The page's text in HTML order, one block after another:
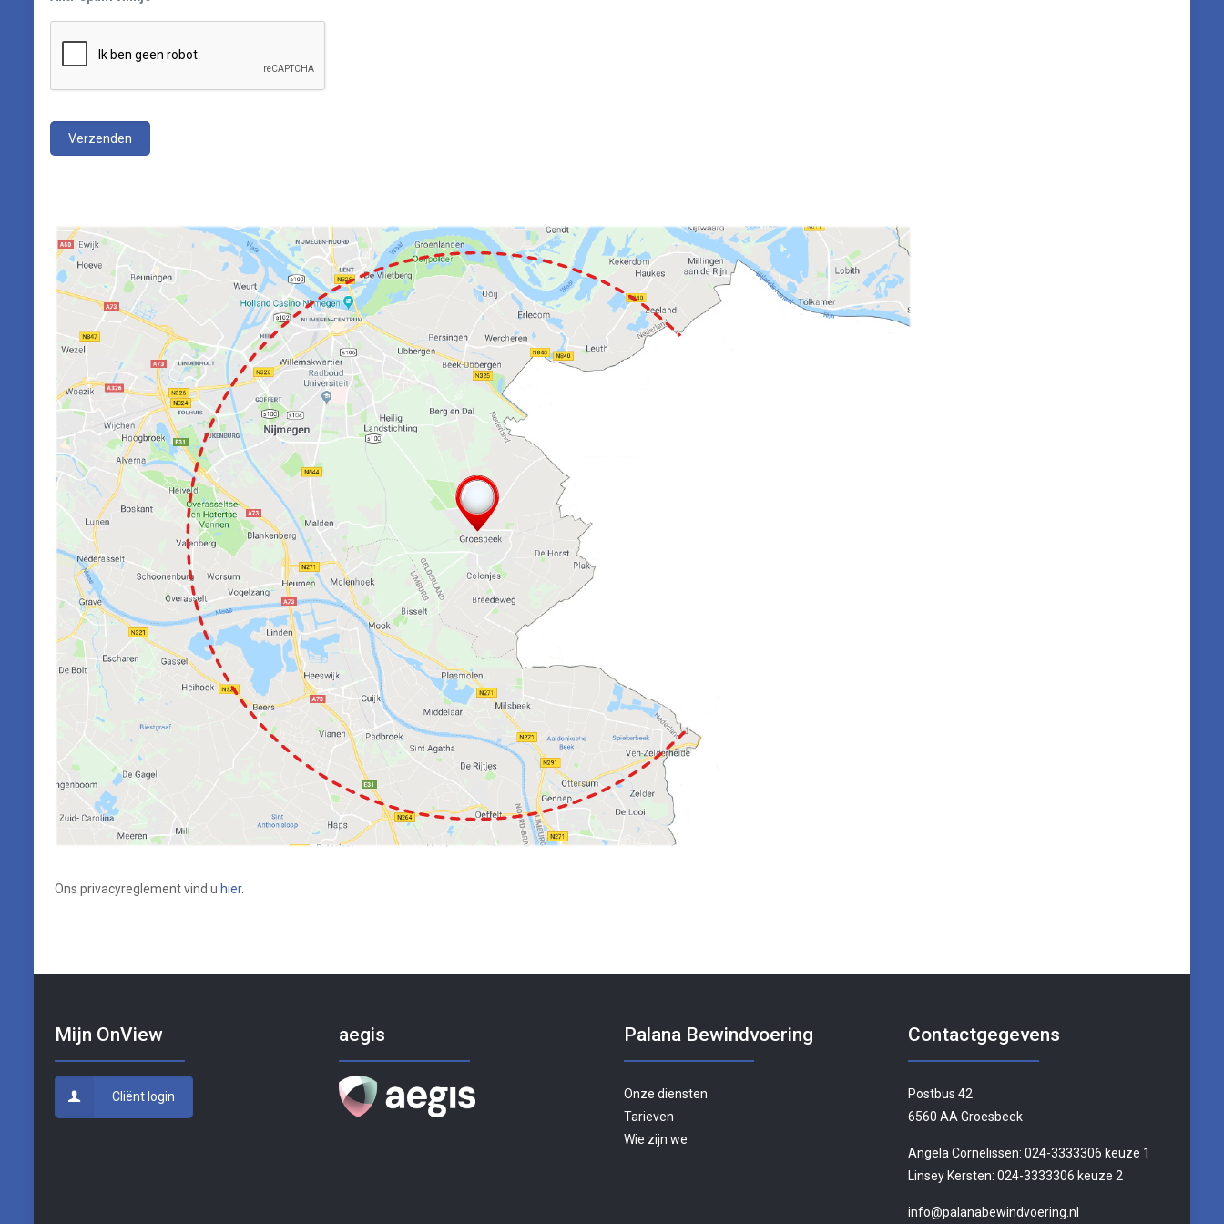
Ons privacyreglement vind u hier.
Mijn OnView
Cliënt login
aegis Palana Bewindvoering
Onze diensten
Tarieven
Wie zijn we
Contactgegevens
Postbus 42
6560 AA Groesbeek
Angela Cornelissen: 024-3333306 keuze 1
Linsey Kersten: 024-3333306 keuze 2
info@palanabewindvoering.nl